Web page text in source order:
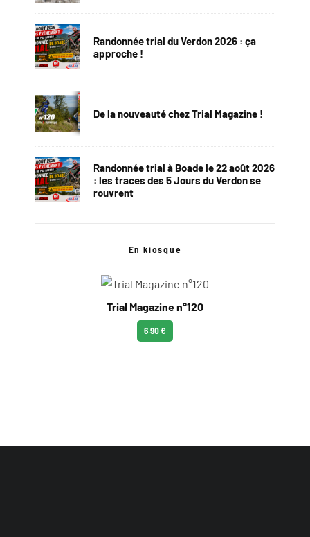
Randonnée trial du Verdon 2026 : ça
approche !
De la nouveauté chez Trial Magazine !
Randonnée trial à Boade le 22 août 2026
: les traces des 5 Jours du Verdon se
rouvrent
En kiosque
Trial Magazine n°120
6.90 €